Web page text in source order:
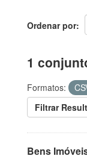
Ordenar por
1
Formatos:
Filtrar
Bens